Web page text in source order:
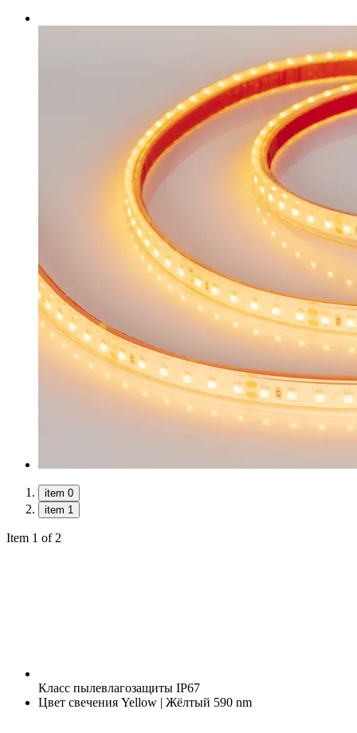
item 0
item 1
Item 1 of 2
Класс пылевлагозащиты IP67
Цвет свечения Yellow | Жёлтый 590 nm